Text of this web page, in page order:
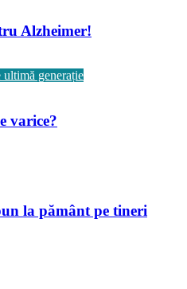
Alzheimer!
generație
varice?
la pământ pe tineri